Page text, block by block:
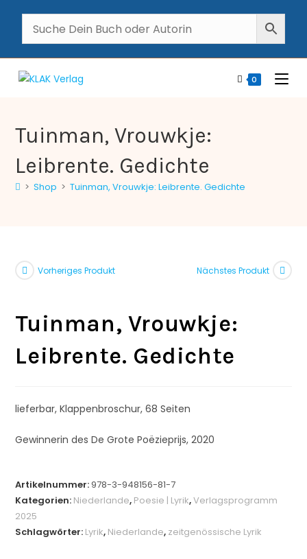
0
Tuinman, Vrouwkje:
Leibrente. Gedichte
> Shop > Tuinman, Vrouwkje: Leibrente. Gedichte
Vorheriges Produkt Nächstes Produkt
Tuinman, Vrouwkje:
Leibrente. Gedichte
lieferbar, Klappenbroschur, 68 Seiten
Gewinnerin des De Grote Poëzieprijs, 2020
Artikelnummer:978-3-948156-81-7
Kategorien: Niederlande, Poesie | Lyrik,Verlagsprogramm
2025
Schlagwörter: Lyrik, Niederlande, zeitgenössische Lyrik